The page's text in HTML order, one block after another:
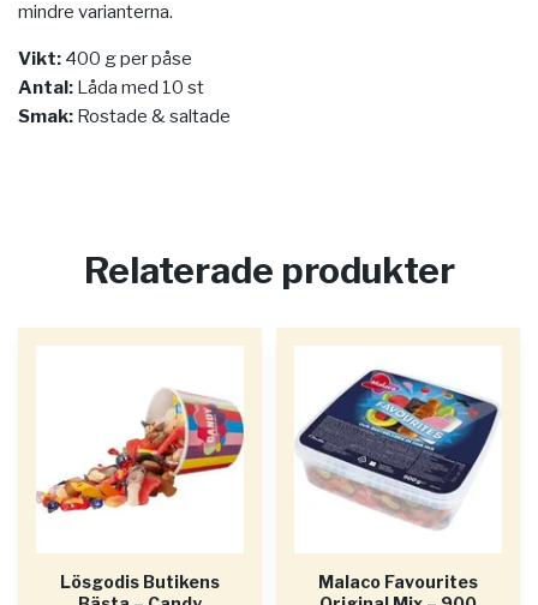
mindre varianterna.
Vikt: 400 g per påse
Antal: Låda med 10 st
Smak: Rostade & saltade
Relaterade produkter
Lösgodis Butikens
Malaco Favourites